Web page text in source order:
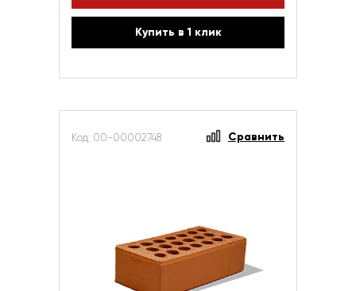
Купить в 1 клик
Код: 00-00002748 Сравнить